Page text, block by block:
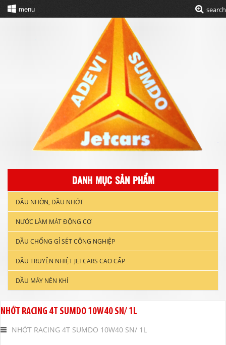
menu search
DANH MỤC SẢN PHẨM
DẦU NHỜN, DẦU NHỚT
DẦU NHỚT XE GẮN MÁY
DẦU ĐỘNG CƠ XE TẢI & TÀU THUYỀN
DẦU NHỚT CÔNG NGHIỆP
DẦU CẮT GỌT KIM LOẠI
DẦU NHỚT THỦY LỰC CAO CẤP
DẦU NHỚT HỘP SỐ
NƯỚC LÀM MÁT ĐỘNG CƠ
DẦU CHỐNG GỈ SÉT CÔNG NGHIỆP
DẦU TRUYỀN NHIỆT JETCARS CAO CẤP
DẦU MÁY NÉN KHÍ
NHỚT RACING 4T SUMDO 10W40 SN/ 1L
NHỚT RACING 4T SUMDO 10W40 SN/ 1L